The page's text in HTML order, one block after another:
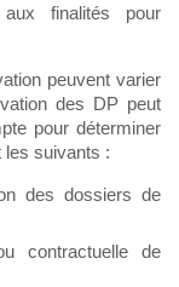
finalités pour
peuvent varier
des DP peut
pour déterminer
les suivants :
des dossiers de
contractuelle de